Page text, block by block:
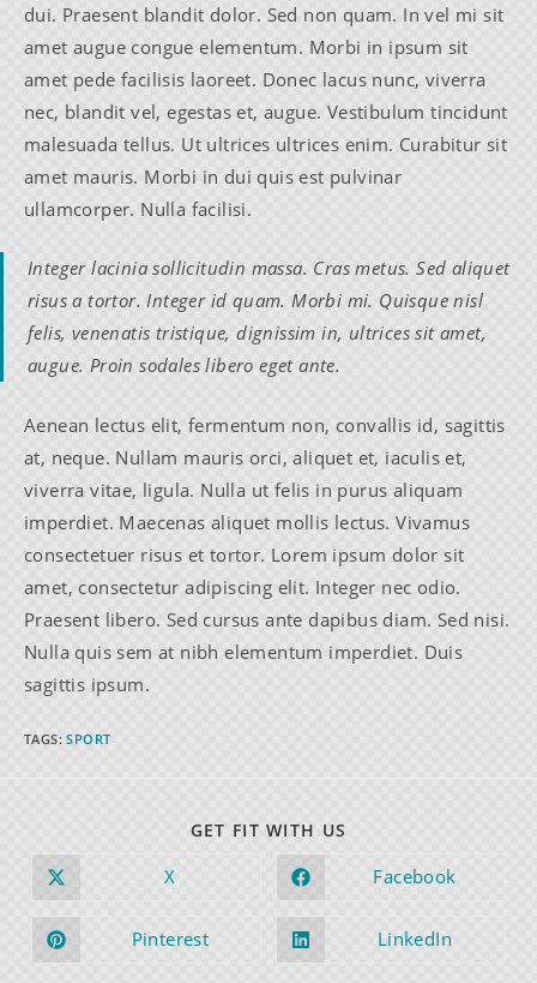
dui. Praesent blandit dolor. Sed non quam. In vel mi sit
amet augue congue elementum. Morbi in ipsum sit
amet pede facilisis laoreet. Donec lacus nunc, viverra
nec, blandit vel, egestas et, augue. Vestibulum tincidunt
malesuada tellus. Ut ultrices ultrices enim. Curabitur sit
amet mauris. Morbi in dui quis est pulvinar
ullamcorper. Nulla facilisi.
Integer lacinia sollicitudin massa. Cras metus. Sed aliquet
risus a tortor. Integer id quam. Morbi mi. Quisque nisl
felis, venenatis tristique, dignissim in, ultrices sit amet,
augue. Proin sodales libero eget ante.
Aenean lectus elit, fermentum non, convallis id, sagittis
at, neque. Nullam mauris orci, aliquet et, iaculis et,
viverra vitae, ligula. Nulla ut felis in purus aliquam
imperdiet. Maecenas aliquet mollis lectus. Vivamus
consectetuer risus et tortor. Lorem ipsum dolor sit
amet, consectetur adipiscing elit. Integer nec odio.
Praesent libero. Sed cursus ante dapibus diam. Sed nisi.
Nulla quis sem at nibh elementum imperdiet. Duis
sagittis ipsum.
TAGS:SPORT
GET FIT WITH US
X Facebook
Pinterest LinkedIn